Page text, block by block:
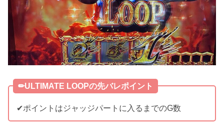
✏︎ULTIMATE LOOPの先バレポイント
✔︎ポイントはジャッジパートに入るまでのG数